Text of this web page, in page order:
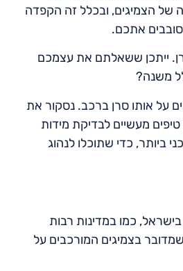
של הצמיגים, ובכלל זה הקפדה
אתכם.
ייתכן ששאלתם את עצמכם
משנה?
על אותו סרן ברכב. נסקור את
מעשיים לבדיקת מידות
ביותר, כדי שתוכלו לנהוג
כמו במדינות רבות
בצמיגים המורכבים על